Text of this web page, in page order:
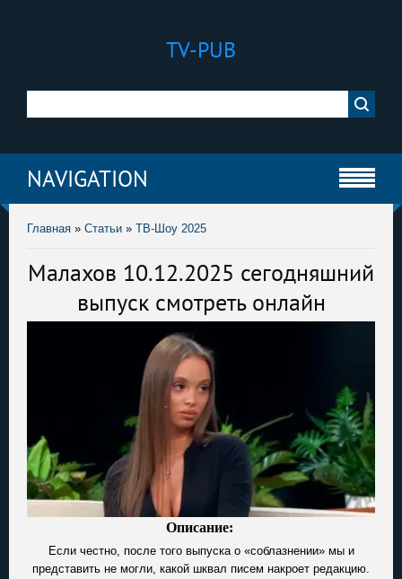
TV-PUB
NAVIGATION
Главная » Статьи » ТВ-Шоу 2025
Малахов 10.12.2025 сегодняшний
выпуск смотреть онлайн
Описание:
Если честно, после того выпуска о «соблазнении» мы и
представить не могли, какой шквал писем накроет редакцию.